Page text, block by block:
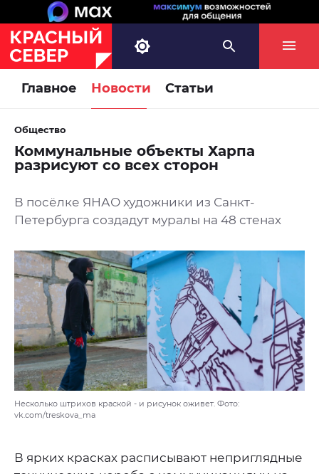
Главное Новости Статьи
Общество
Коммунальные объекты Харпа
разрисуют со всех сторон
В посёлке ЯНАО художники из Санкт-
Петербурга создадут муралы на 48 стенах
Несколько штрихов краской - и рисунок оживет. Фото:
vk.com/treskova_ma
В ярких красках расписывают неприглядные